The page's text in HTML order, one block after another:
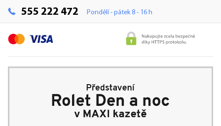
555 222 472 Pondělí - pátek 8 - 16 h